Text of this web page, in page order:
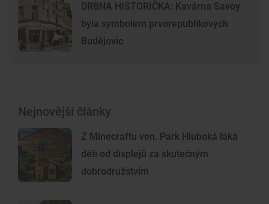
DRBNA HISTORIČKA: Kavárna Savoy
byla symbolem prvorepublikových
Budějovic
Nejnovější články
Z Minecraftu ven. Park Hluboká láká
děti od displejů za skutečným
dobrodružstvím